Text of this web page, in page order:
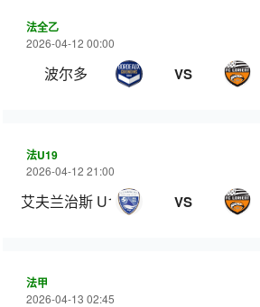
法全乙
2026-04-12 00:00
波尔多 VS
法U19
2026-04-12 21:00
艾夫兰治斯 U19 VS
法甲
2026-04-13 02:45